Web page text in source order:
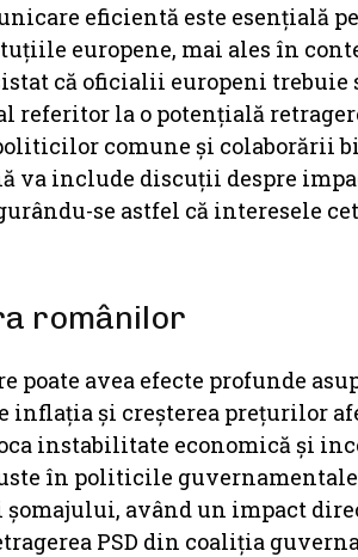
eficientă este esențială
europene, mai ales în
că oficialii europeni trebuie
referitor la o potențială
comune și colaborării
va include discuții despre
se astfel că interesele
românilor
poate avea efecte profunde
și creșterea prețurilor
instabilitate economică și
în politicile guvernamentale
având un impact
PSD din coaliția